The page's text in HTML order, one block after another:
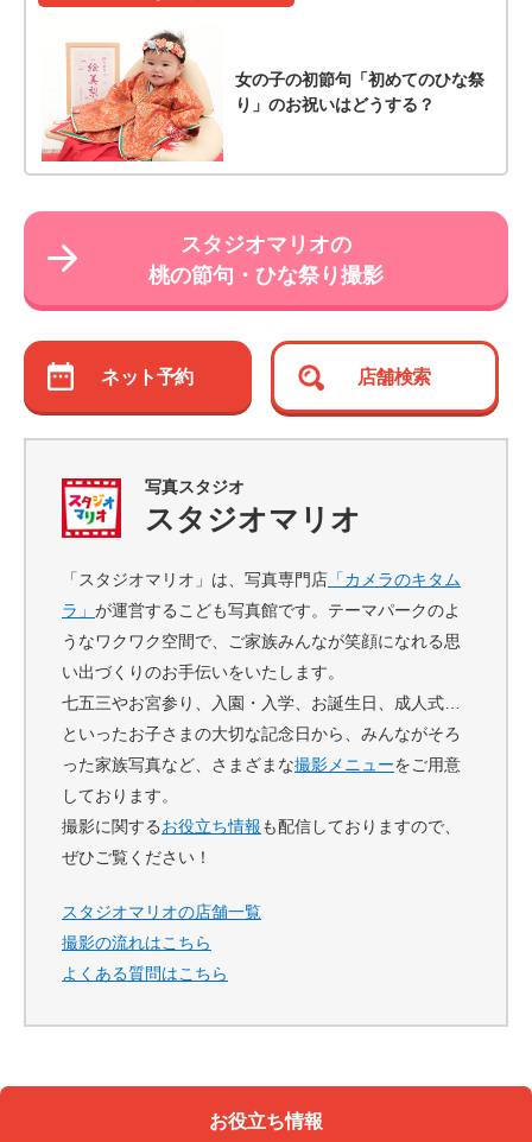
女の子の初節句「初めてのひな祭
り」のお祝いはどうする？
スタジオマリオの
桃の節句・ひな祭り撮影
ネット予約 店舗検索
写真スタジオ
スタジオマリオ
「スタジオマリオ」は、写真専門店 「カメラのキタム
ラ」 が運営するこども写真館です。テーマパークのよ
うなワクワク空間で、ご家族みんなが笑顔になれる思
い出づくりのお手伝いをいたします。
七五三やお宮参り、入園・入学、お誕生日、成人式…
といったお子さまの大切な記念日から、みんながそろ
った家族写真など、さまざまな撮影メニューをご用意
しております。
撮影に関するお役立ち情報も配信しておりますので、
ぜひご覧ください！
スタジオマリオの店舗一覧
撮影の流れはこちら
よくある質問はこちら
お役立ち情報